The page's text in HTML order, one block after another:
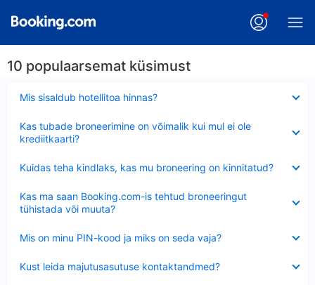
10 populaarsemat küsimust
Mis sisaldub hotellitoa hinnas?
Kas tubade broneerimine on võimalik kui mul ei ole
krediitkaarti?
Kuidas teha kindlaks, kas mu broneering on kinnitatud?
Kas ma saan Booking.com-is tehtud broneeringut
tühistada või muuta?
Mis on minu PIN-kood ja miks on seda vaja?
Kust leida majutusasutuse kontaktandmed?